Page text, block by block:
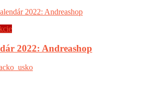
2022: Andreashop